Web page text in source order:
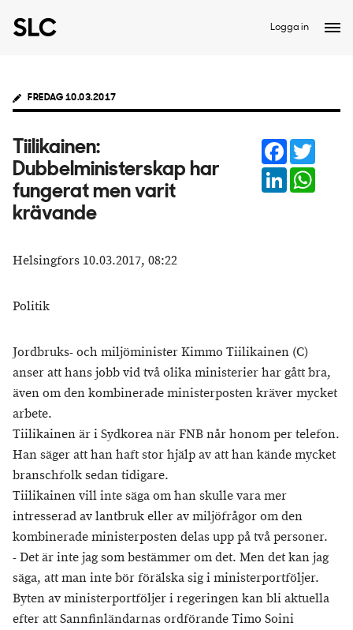
Logga in
FREDAG 10.03.2017
Tiilikainen:
Dubbelministerskap har
fungerat men varit
krävande
Facebook
LinkedIn
Helsingfors 10.03.2017, 08:22
Politik
Jordbruks- och miljöminister Kimmo Tiilikainen (C)
anser att hans jobb vid två olika ministerier har gått bra,
även om den kombinerade ministerposten kräver mycket
arbete.
Tiilikainen är i Sydkorea när FNB når honom per telefon.
Han säger att han haft stor hjälp av att han kände mycket
branschfolk sedan tidigare.
Tiilikainen vill inte säga om han skulle vara mer
intresserad av lantbruk eller av miljöfrågor om den
kombinerade ministerposten delas upp på två personer.
- Det är inte jag som bestämmer om det. Men det kan jag
säga, att man inte bör förälska sig i ministerportföljer.
Byten av ministerportföljer i regeringen kan bli aktuella
efter att Sannfinländarnas ordförande Timo Soini